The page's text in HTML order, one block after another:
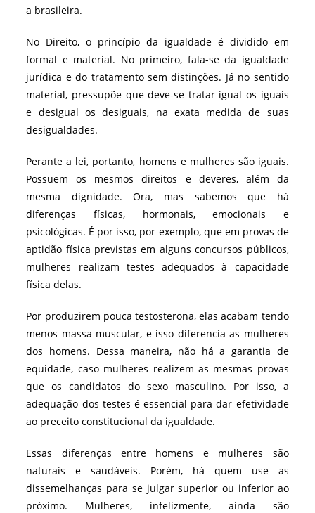
a brasileira.
No Direito, o princípio da igualdade é dividido em
formal e material. No primeiro, fala-se da igualdade
jurídica e do tratamento sem distinções. Já no sentido
material, pressupõe que deve-se tratar igual os iguais
e desigual os desiguais, na exata medida de suas
desigualdades.
Perante a lei, portanto, homens e mulheres são iguais.
Possuem os mesmos direitos e deveres, além da
mesma dignidade. Ora, mas sabemos que há
diferenças físicas, hormonais, emocionais e
psicológicas. É por isso, por exemplo, que em provas de
aptidão física previstas em alguns concursos públicos,
mulheres realizam testes adequados à capacidade
física delas.
Por produzirem pouca testosterona, elas acabam tendo
menos massa muscular, e isso diferencia as mulheres
dos homens. Dessa maneira, não há a garantia de
equidade, caso mulheres realizem as mesmas provas
que os candidatos do sexo masculino. Por isso, a
adequação dos testes é essencial para dar efetividade
ao preceito constitucional da igualdade.
Essas diferenças entre homens e mulheres são
naturais e saudáveis. Porém, há quem use as
dissemelhanças para se julgar superior ou inferior ao
próximo. Mulheres, infelizmente, ainda são